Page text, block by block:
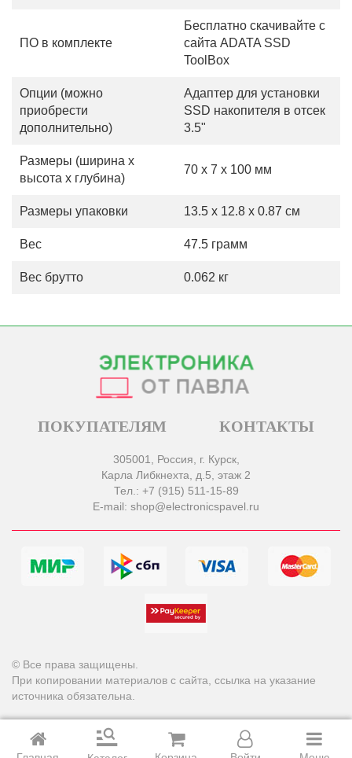
ПО в комплекте
Бесплатно скачивайте с
сайта ADATA SSD
ToolBox
Опции (можно
приобрести
дополнительно)
Адаптер для установки
SSD накопителя в отсек
3.5"
Размеры (ширина х
высота х глубина)
70 x 7 x 100 мм
Размеры упаковки 13.5 x 12.8 x 0.87 см
Вес 47.5 грамм
Вес брутто 0.062 кг
ПОКУПАТЕЛЯМ КОНТАКТЫ
305001, Россия, г. Курск,
Карла Либкнехта, д.5, этаж 2
Тел.: +7 (915) 511-15-89
E-mail: shop@electronicspavel.ru
© Все права защищены.
При копировании материалов с сайта, ссылка на указание
источника обязательна.